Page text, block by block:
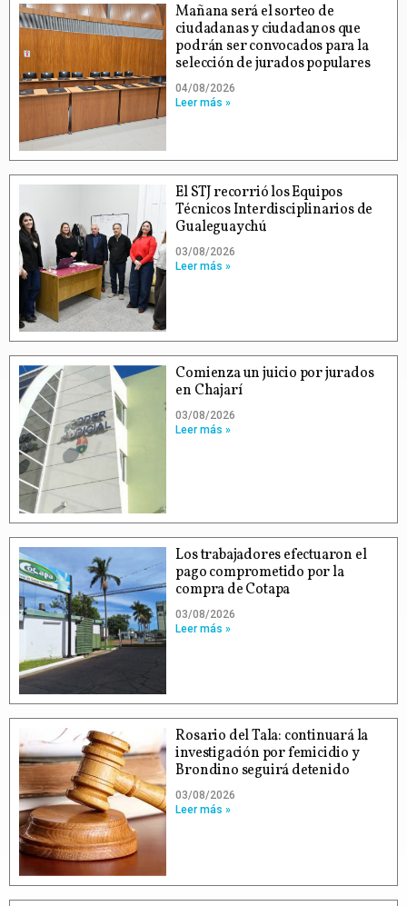
Mañana será el sorteo de
ciudadanas y ciudadanos que
podrán ser convocados para la
selección de jurados populares
04/08/2026
Leer más »
El STJ recorrió los Equipos
Técnicos Interdisciplinarios de
Gualeguaychú
03/08/2026
Leer más »
Comienza un juicio por jurados
en Chajarí
03/08/2026
Leer más »
Los trabajadores efectuaron el
pago comprometido por la
compra de Cotapa
03/08/2026
Leer más »
Rosario del Tala: continuará la
investigación por femicidio y
Brondino seguirá detenido
03/08/2026
Leer más »